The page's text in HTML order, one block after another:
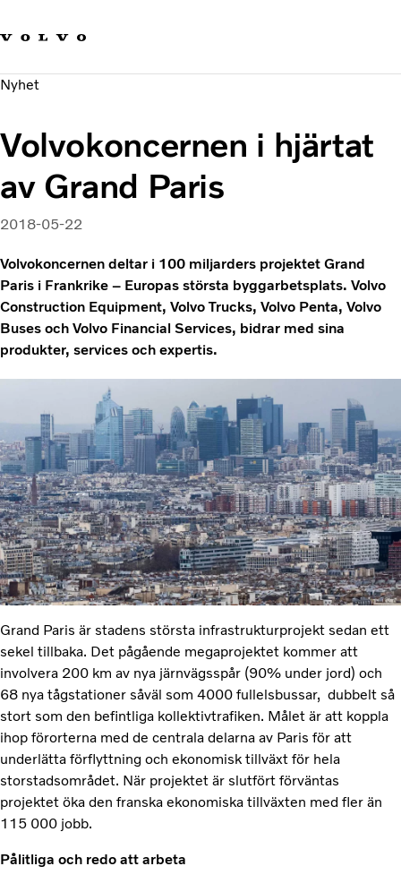
Hållbara transporter
Investerare
Nyhet
Volvokoncernen i hjärtat
av Grand Paris
2018-05-22
Volvokoncernen deltar i 100 miljarders projektet Grand
Paris i Frankrike – Europas största byggarbetsplats. Volvo
Construction Equipment, Volvo Trucks, Volvo Penta, Volvo
Buses och Volvo Financial Services, bidrar med sina
produkter, services och expertis.
Grand Paris är stadens största infrastrukturprojekt sedan ett
sekel tillbaka. Det pågående megaprojektet kommer att
involvera 200 km av nya järnvägsspår (90% under jord) och
68 nya tågstationer såväl som 4000 fullelsbussar, dubbelt så
stort som den befintliga kollektivtrafiken. Målet är att koppla
ihop förorterna med de centrala delarna av Paris för att
underlätta förflyttning och ekonomisk tillväxt för hela
storstadsområdet. När projektet är slutfört förväntas
projektet öka den franska ekonomiska tillväxten med fler än
115 000 jobb.
Pålitliga och redo att arbeta